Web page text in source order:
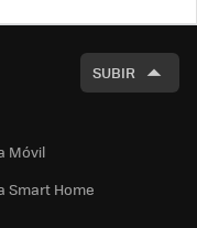
SUBIR
Móvil
Smart Home